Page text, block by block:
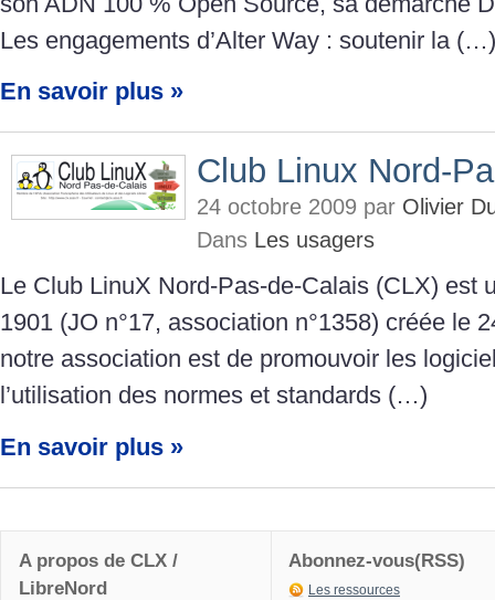
Les engagements d’Alter Way : soutenir la (…)
En savoir plus »
Club Linux Nord-
24 octobre 2009 par Olivier
Dans Les usagers
Le Club LinuX Nord-Pas-de-Calais (CLX) est
1901 (JO n°17, association n°1358) créée le
notre association est de promouvoir les
l’utilisation des normes et standards (…)
En savoir plus »
A propos de CLX /
LibreNord
Abonnez-vous(RSS)
Les ressources